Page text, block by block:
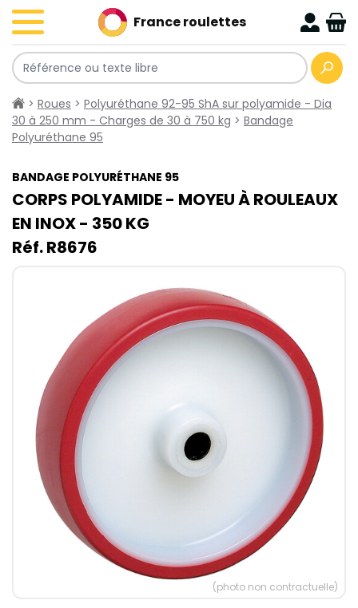
France roulettes
> Roues > Polyuréthane 92-95 ShA sur polyamide - Dia
30 à 250 mm - Charges de 30 à 750 kg > Bandage
Polyuréthane 95
BANDAGE POLYURÉTHANE 95
CORPS POLYAMIDE - MOYEU À ROULEAUX
EN INOX- 350​ KG
Réf. R8676
(photo non contractuelle)